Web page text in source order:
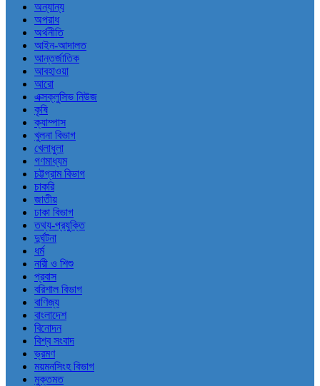
অন্যান্য
অপরাধ
অর্থনীতি
আইন-আদালত
আন্তর্জাতিক
আবহাওয়া
আরো
এক্সক্লুসিভ নিউজ
কৃষি
ক্যাম্পাস
খুলনা বিভাগ
খেলাধুলা
গণমাধ্যম
চট্টগ্রাম বিভাগ
চাকরি
জাতীয়
ঢাকা বিভাগ
তথ্য-প্রযুক্তি
দুর্ঘটনা
ধর্ম
নারী ও শিশু
প্রবাস
বরিশাল বিভাগ
বাণিজ্য
বাংলাদেশ
বিনোদন
বিশ্ব সংবাদ
ভ্রমণ
ময়মনসিংহ বিভাগ
মুক্তমত